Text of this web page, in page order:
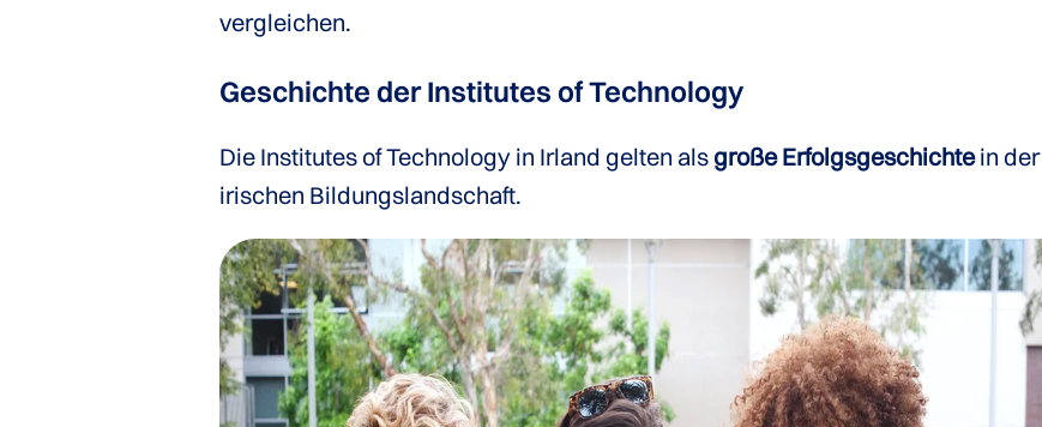
vergleichen.
Geschichte der Institutes of Technology
Die Institutes of Technology in Irland gelten alsgroße Erfolgsgeschichtein der
irischen Bildungslandschaft.